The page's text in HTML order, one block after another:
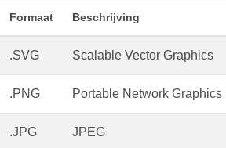
Formaat Beschrijving
.SVG Scalable Vector Graphics
.PNG Portable Network Graphics
.JPG JPEG